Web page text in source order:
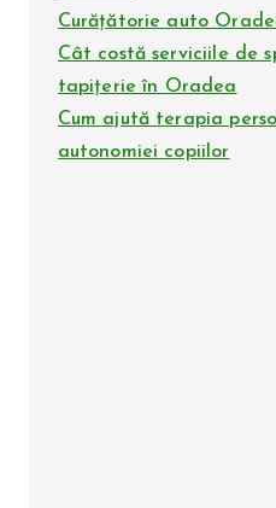
Curățătorie auto
Cât costă serviciile de
tapițerie în Oradea
Cum ajută terapia
autonomiei copiilor